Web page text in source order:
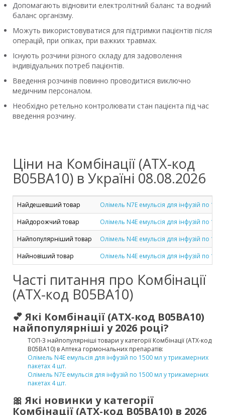
Допомагають відновити електролітний баланс та водний
баланс організму.
Можуть використовуватися для підтримки пацієнтів після
операцій, при опіках, при важких травмах.
Існують розчини різного складу для задоволення
індивідуальних потреб пацієнтів.
Введення розчинів повинно проводитися виключно
медичним персоналом.
Необхідно ретельно контролювати стан пацієнта під час
введення розчину.
Ціни на Комбінації (ATX-код
B05BA10) в Україні 08.08.2026
Найдешевший товар
Олімель N7E емульсія для інфузій по
Найдорожчий товар
Олімель N4E емульсія для інфузій по
Найпопулярніший товар
Олімель N4E емульсія для інфузій по
Найновіший товар
Олімель N4E емульсія для інфузій по
Часті питання про Комбінації
(ATX-код B05BA10)
💕 Які Комбінації (ATX-код B05BA10)
найпопулярніші у 2026 році?
ТОП-3 найпопулярніші товари у категорії Комбінації (ATX-код
B05BA10) в Аптека гормональних препаратів:
Олімель N4E емульсія для інфузій по 1500 мл у трикамерних
пакетах 4 шт.
Олімель N7E емульсія для інфузій по 1500 мл у трикамерних
пакетах 4 шт.
🎀 Які новинки у категорії
Комбінації (ATX-код B05BA10) в 2026